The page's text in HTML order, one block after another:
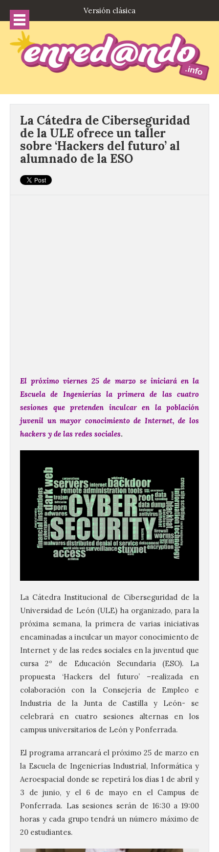
Versión clásica
La Cátedra de Ciberseguridad
de la ULE ofrece un taller
sobre ‘Hackers del futuro’ al
alumnado de la ESO
El próximo viernes 25 de marzo se iniciará en la
Escuela de Ingenierías la primera de las cuatro
sesiones que pretenden inculcar en la población
juvenil un mayor conocimiento de Internet, de los
hackers y de las redes sociales.
La Cátedra Institucional de Ciberseguridad de la
Universidad de León (ULE) ha organizado, para la
próxima semana, la primera de varias iniciativas
encaminadas a inculcar un mayor conocimiento de
Internet y de las redes sociales en la juventud que
cursa 2º de Educación Secundaria (ESO). La
propuesta ‘Hackers del futuro’ –realizada en
colaboración con la Consejería de Empleo e
Industria de la Junta de Castilla y León- se
celebrará en cuatro sesiones alternas en los
campus universitarios de León y Ponferrada.
El programa arrancará el próximo 25 de marzo en
la Escuela de Ingenierías Industrial, Informática y
Aeroespacial donde se repetirá los días 1 de abril y
3 de junio, y el 6 de mayo en el Campus de
Ponferrada. Las sesiones serán de 16:30 a 19:00
horas y cada grupo tendrá un número máximo de
20 estudiantes.